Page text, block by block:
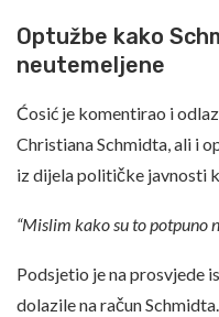
Optužbe kako
neutemeljene
Ćosić je komentirao i
Christiana Schmidta, ali i
iz dijela političke javnosti
“Mislim kako su to potpuno
Podsjetio je na prosvjede
dolazile na račun Schmidta.